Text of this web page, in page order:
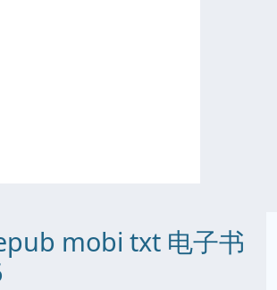
mobi txt 电子书